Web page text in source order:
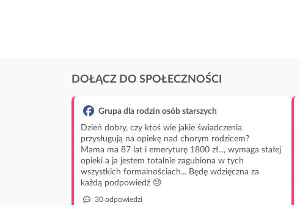
DOŁĄCZ DO SPOŁECZNOŚCI
Grupa dla rodzin osób starszych
Dzień dobry, czy ktoś wie jakie świadczenia
przysługują na opiekę nad chorym rodzicem?
Mama ma 87 lat i emeryturę 1800 zł..., wymaga stałej
opieki a ja jestem totalnie zagubiona w tych
wszystkich formalnościach... Będę wdzięczna za
każdą podpowiedź 😓
30 odpowiedzi